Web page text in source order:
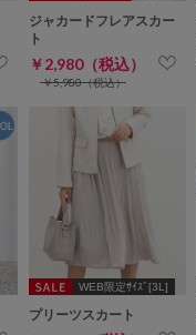
ジャカードフレアスカー
ト
￥2,980（税込）
￥5,980（税込）
WEB限定ｻｲｽﾞ[3L]
プリーツスカート